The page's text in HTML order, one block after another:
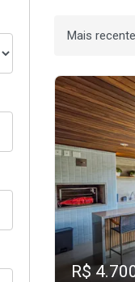
Ordenar por
R$